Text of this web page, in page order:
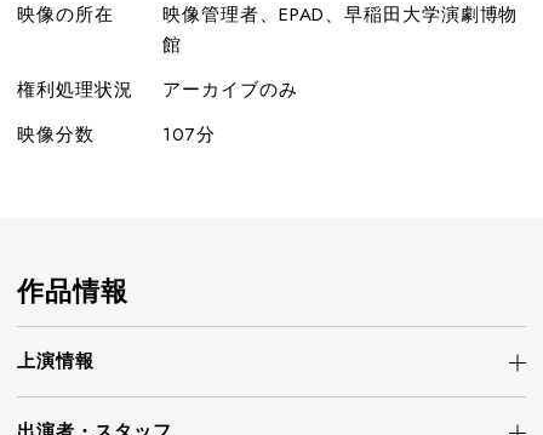
映像の所在
映像管理者、EPAD、早稲田大学演劇博物
館
権利処理状況
アーカイブのみ
映像分数
107分
作品情報
上演情報